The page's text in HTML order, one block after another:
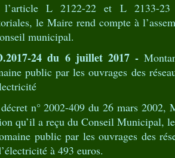
l’article L 2122-22 et L 2133-
le Maire rend compte à
municipal.
24 du 6 juillet 2017 -
public par les ouvrages des
n° 2002-409 du 26 mars 2002,
qu’il a reçu du Conseil Municipal,
public par les ouvrages des
à 493 euros.